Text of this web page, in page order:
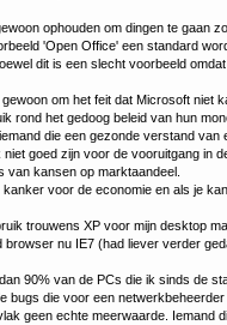
ophouden om dingen te gaan
'Open Office' een standard
dit is een slecht voorbeeld
om het feit dat Microsoft niet
rond het gedoog beleid van hun
die een gezonde verstand van
niet goed zijn voor de vooruitgang in
van kansen op marktaandeel.
kanker voor de economie en als je
trouwens XP voor mijn desktop
browser nu IE7 (had liever verder
90% van de PCs die ik sinds de
bugs die voor een
geen echte meerwaarde. Iemand